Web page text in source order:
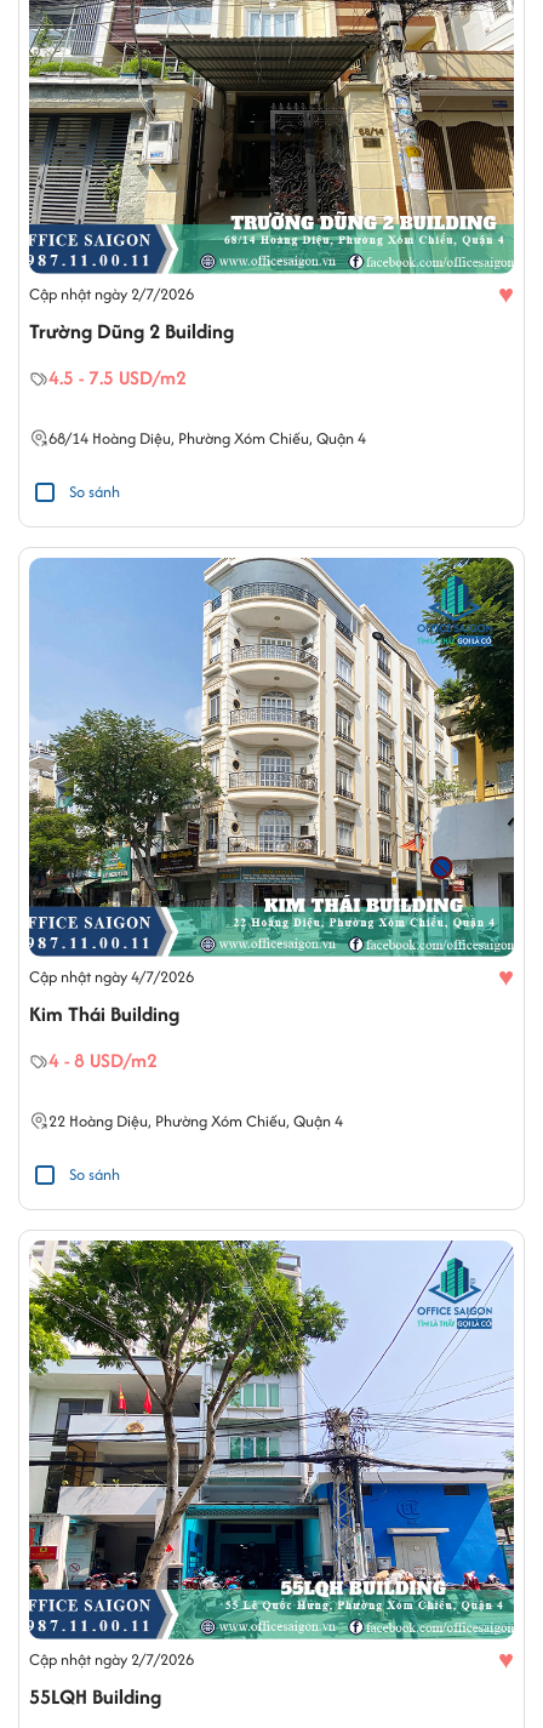
Cập nhật ngày 2/7/2026 ♥
Trường Dũng 2 Building
4.5 - 7.5 USD/m2
68/14 Hoàng Diệu, Phường Xóm Chiếu, Quận 4
So sánh
Cập nhật ngày 4/7/2026 ♥
Kim Thái Building
4 - 8 USD/m2
22 Hoàng Diệu, Phường Xóm Chiếu, Quận 4
So sánh
Cập nhật ngày 2/7/2026 ♥
55LQH Building